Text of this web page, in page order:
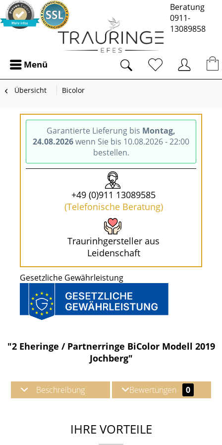
Beratung
0911-
13089858
Menü
Übersicht Bicolor
Garantierte Lieferung bis Montag,
24.08.2026wenn Sie bis 10.08.2026 - 22:00
bestellen.
+49 (0)911 13089585
(Telefonische Beratung)
Traurinhgersteller aus
Leidenschaft
Gesetzliche Gewährleistung
"2 Eheringe / Partnerringe BiColor Modell 2019
Jochberg"
Beschreibung Bewertungen 0
IHRE VORTEILE